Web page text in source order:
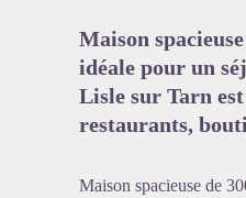
Maison
idéale pour un
Lisle sur Tarn
restaurants,
Maison spacieuse de